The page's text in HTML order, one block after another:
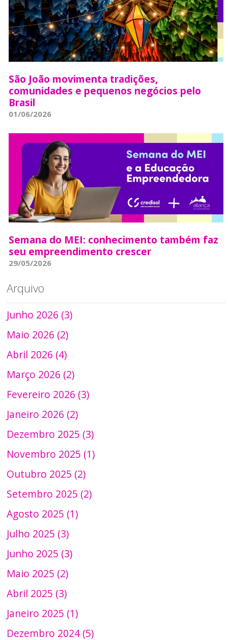
São João movimenta tradições,
comunidades e pequenos negócios pelo
Brasil
01/06/2026
Semana do MEI: conhecimento também faz
seu empreendimento crescer
29/05/2026
Arquivo
Junho 2026 (3)
Maio 2026 (2)
Abril 2026 (4)
Março 2026 (2)
Fevereiro 2026 (3)
Janeiro 2026 (2)
Dezembro 2025 (3)
Novembro 2025 (1)
Outubro 2025 (2)
Setembro 2025 (2)
Agosto 2025 (1)
Julho 2025 (3)
Junho 2025 (3)
Maio 2025 (2)
Abril 2025 (3)
Janeiro 2025 (1)
Dezembro 2024 (5)